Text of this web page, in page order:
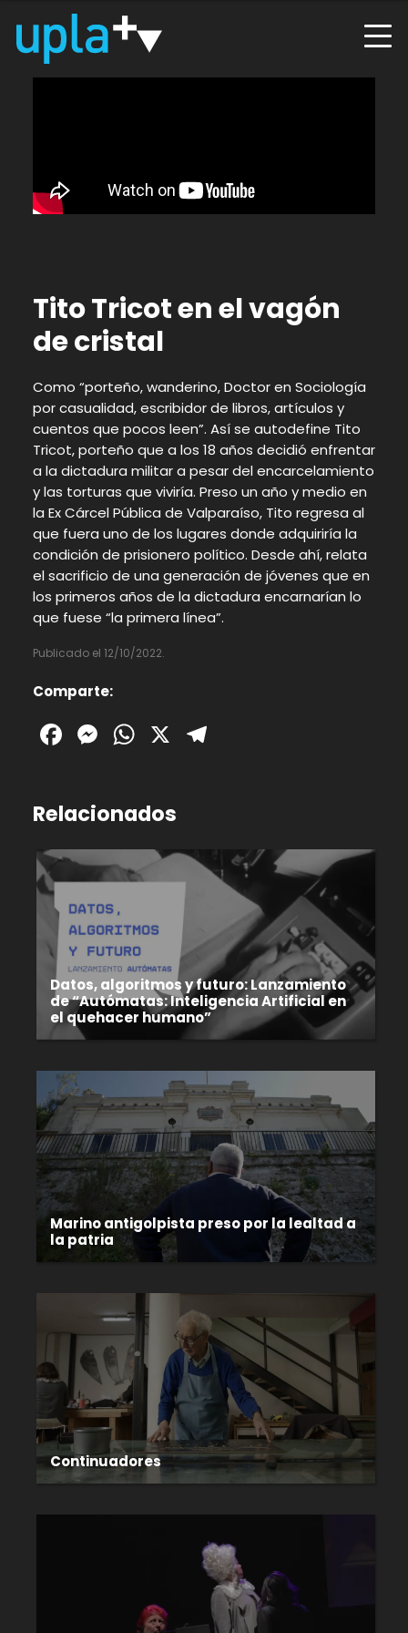
Tito Tricot en el vagón
de cristal
Como “porteño, wanderino, Doctor en Sociología
por casualidad, escribidor de libros, artículos y
cuentos que pocos leen”. Así se autodefine Tito
Tricot, porteño que a los 18 años decidió enfrentar
a la dictadura militar a pesar del encarcelamiento
y las torturas que viviría. Preso un año y medio en
la Ex Cárcel Pública de Valparaíso, Tito regresa al
que fuera uno de los lugares donde adquiriría la
condición de prisionero político. Desde ahí, relata
el sacrificio de una generación de jóvenes que en
los primeros años de la dictadura encarnarían lo
que fuese “la primera línea”.
Publicado el 12/10/2022.
Comparte:
Facebook
Messenger
WhatsApp
X
Relacionados
Datos, algoritmos y futuro: Lanzamiento
de “Autómatas: Inteligencia Artificial en
el quehacer humano”
Marino antigolpista preso por la lealtad a
la patria
Continuadores